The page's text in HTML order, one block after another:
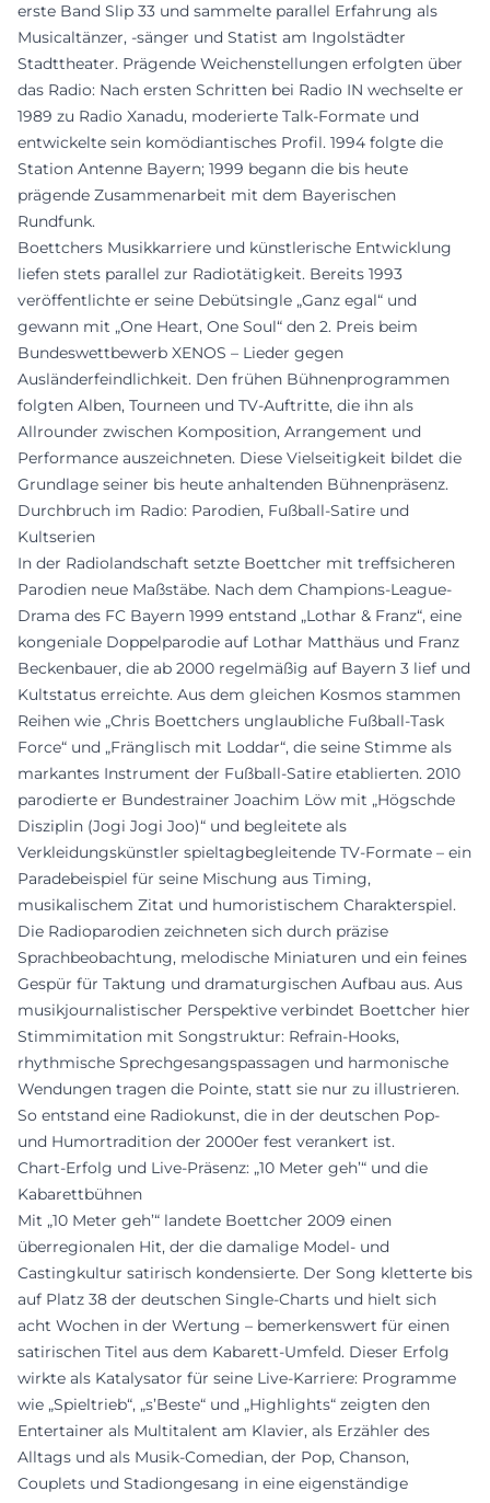
erste Band Slip 33 und sammelte parallel Erfahrung als
Musicaltänzer, -sänger und Statist am Ingolstädter
Stadttheater. Prägende Weichenstellungen erfolgten über
das Radio: Nach ersten Schritten bei Radio IN wechselte er
1989 zu Radio Xanadu, moderierte Talk-Formate und
entwickelte sein komödiantisches Profil. 1994 folgte die
Station Antenne Bayern; 1999 begann die bis heute
prägende Zusammenarbeit mit dem Bayerischen
Rundfunk.
Boettchers Musikkarriere und künstlerische Entwicklung
liefen stets parallel zur Radiotätigkeit. Bereits 1993
veröffentlichte er seine Debütsingle „Ganz egal“ und
gewann mit „One Heart, One Soul“ den 2. Preis beim
Bundeswettbewerb XENOS – Lieder gegen
Ausländerfeindlichkeit. Den frühen Bühnenprogrammen
folgten Alben, Tourneen und TV-Auftritte, die ihn als
Allrounder zwischen Komposition, Arrangement und
Performance auszeichneten. Diese Vielseitigkeit bildet die
Grundlage seiner bis heute anhaltenden Bühnenpräsenz.
Durchbruch im Radio: Parodien, Fußball-Satire und
Kultserien
In der Radiolandschaft setzte Boettcher mit treffsicheren
Parodien neue Maßstäbe. Nach dem Champions-League-
Drama des FC Bayern 1999 entstand „Lothar & Franz“, eine
kongeniale Doppelparodie auf Lothar Matthäus und Franz
Beckenbauer, die ab 2000 regelmäßig auf Bayern 3 lief und
Kultstatus erreichte. Aus dem gleichen Kosmos stammen
Reihen wie „Chris Boettchers unglaubliche Fußball-Task
Force“ und „Fränglisch mit Loddar“, die seine Stimme als
markantes Instrument der Fußball-Satire etablierten. 2010
parodierte er Bundestrainer Joachim Löw mit „Högschde
Disziplin (Jogi Jogi Joo)“ und begleitete als
Verkleidungskünstler spieltagbegleitende TV-Formate – ein
Paradebeispiel für seine Mischung aus Timing,
musikalischem Zitat und humoristischem Charakterspiel.
Die Radioparodien zeichneten sich durch präzise
Sprachbeobachtung, melodische Miniaturen und ein feines
Gespür für Taktung und dramaturgischen Aufbau aus. Aus
musikjournalistischer Perspektive verbindet Boettcher hier
Stimmimitation mit Songstruktur: Refrain-Hooks,
rhythmische Sprechgesangspassagen und harmonische
Wendungen tragen die Pointe, statt sie nur zu illustrieren.
So entstand eine Radiokunst, die in der deutschen Pop-
und Humortradition der 2000er fest verankert ist.
Chart-Erfolg und Live-Präsenz: „10 Meter geh’“ und die
Kabarettbühnen
Mit „10 Meter geh’“ landete Boettcher 2009 einen
überregionalen Hit, der die damalige Model- und
Castingkultur satirisch kondensierte. Der Song kletterte bis
auf Platz 38 der deutschen Single-Charts und hielt sich
acht Wochen in der Wertung – bemerkenswert für einen
satirischen Titel aus dem Kabarett-Umfeld. Dieser Erfolg
wirkte als Katalysator für seine Live-Karriere: Programme
wie „Spieltrieb“, „s’Beste“ und „Highlights“ zeigten den
Entertainer als Multitalent am Klavier, als Erzähler des
Alltags und als Musik-Comedian, der Pop, Chanson,
Couplets und Stadiongesang in eine eigenständige